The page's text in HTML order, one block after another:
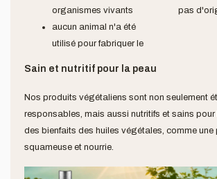
organismes vivants
aucun animal n'a été
utilisé pour fabriquer le
pas
Sain et nutritif pour la peau
Nos produits végétaliens sont non seulement
responsables, mais aussi nutritifs et sains
des bienfaits des huiles végétales, comme une
squameuse et nourrie.